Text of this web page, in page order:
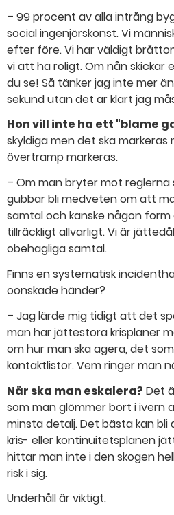
– 99 procent av alla intrång
social ingenjörskonst. Vi
efter före. Vi har väldigt
vi att ha roligt. Om nån skickar
du se! Så tänker jag inte mer
sekund utan det är klart jag
Hon vill inte ha ett "blame
skyldiga men det ska
övertramp markeras.
– Om man bryter mot
gubbar bli medveten om att
samtal och kanske någon
tillräckligt allvarligt. Vi är
obehagliga samtal.
Finns en systematisk
oönskade händer?
– Jag lärde mig tidigt att det
man har jättestora krisplaner
om hur man ska agera, det
kontaktlistor. Vem ringer man
När ska man eskalera? Det
som man glömmer bort i ivern
minsta detalj. Det bästa kan bli
kris- eller kontinuitetsplanen
hittar man inte i den skogen
risk i sig.
Underhåll är viktigt.